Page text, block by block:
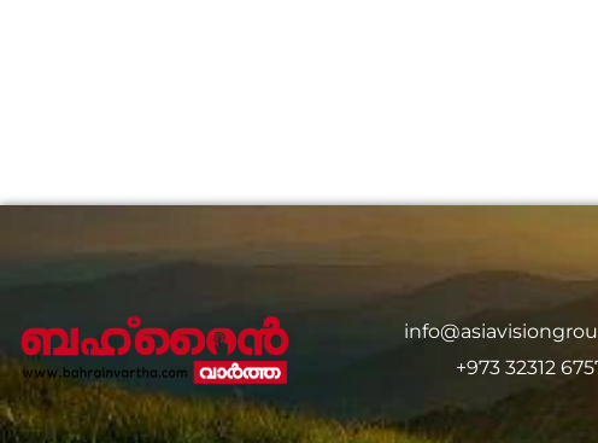
+973 32312